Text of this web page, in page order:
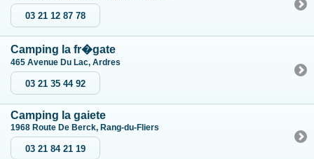
03 21 12 87 78
Camping la fr�gate
465 Avenue Du Lac, Ardres
03 21 35 44 92
Camping la gaiete
1968 Route De Berck, Rang-du-Fliers
03 21 84 21 19